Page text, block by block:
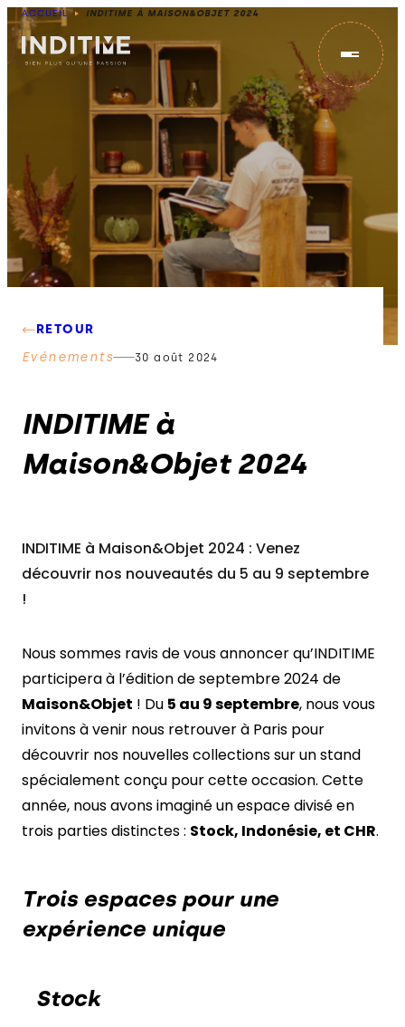
IMPORT
CONCEPTION
STOCK
NOUS CONTACTER
ACCUEIL INDITIME À MAISON&OBJET 2024
RETOUR
Evénements
30 août 2024
INDITIME à
Maison&Objet 2024
INDITIME à Maison&Objet 2024 : Venez
découvrir nos nouveautés du 5 au 9 septembre
!
Nous sommes ravis de vous annoncer qu’INDITIME
participera à l’édition de septembre 2024 de
Maison&Objet ! Du 5 au 9 septembre, nous vous
invitons à venir nous retrouver à Paris pour
découvrir nos nouvelles collections sur un stand
spécialement conçu pour cette occasion. Cette
année, nous avons imaginé un espace divisé en
trois parties distinctes : Stock, Indonésie, et CHR.
Trois espaces pour une
expérience unique
Stock